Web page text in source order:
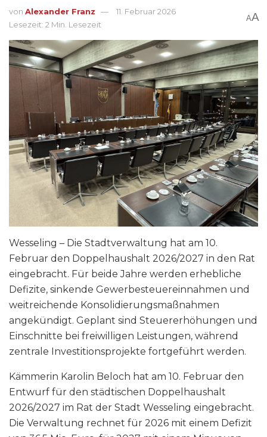
von Alexander Franz
11. Februar 2026
Lesezeit: 2 Min. Lesezeit
AA
Wesseling – Die Stadtverwaltung hat am 10.
Februar den Doppelhaushalt 2026/2027 in den Rat
eingebracht. Für beide Jahre werden erhebliche
Defizite, sinkende Gewerbesteuereinnahmen und
weitreichende Konsolidierungsmaßnahmen
angekündigt. Geplant sind Steuererhöhungen und
Einschnitte bei freiwilligen Leistungen, während
zentrale Investitionsprojekte fortgeführt werden.
Kämmerin Karolin Beloch hat am 10. Februar den
Entwurf für den städtischen Doppelhaushalt
2026/2027 im Rat der Stadt Wesseling eingebracht.
Die Verwaltung rechnet für 2026 mit einem Defizit